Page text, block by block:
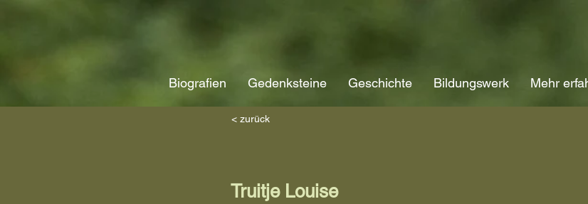
Biografien Gedenksteine Geschichte Bildungswerk Mehr
< zurück
Truitje Louise